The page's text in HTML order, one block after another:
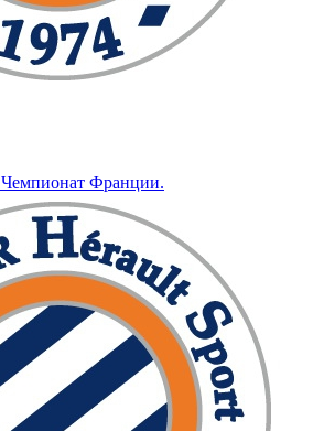
Чемпионат Франции.